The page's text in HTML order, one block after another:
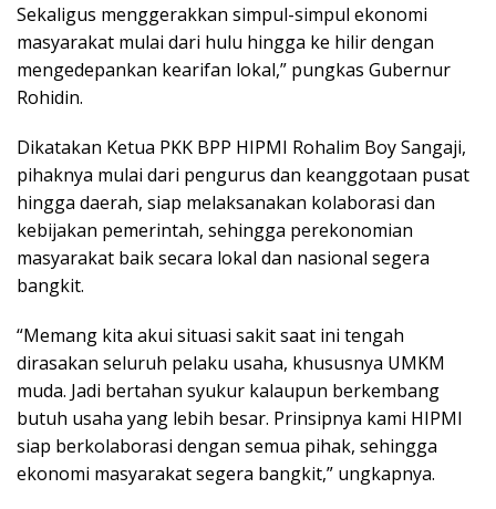
Sekaligus menggerakkan simpul-simpul ekonomi
masyarakat mulai dari hulu hingga ke hilir dengan
mengedepankan kearifan lokal,” pungkas Gubernur
Rohidin.
Dikatakan Ketua PKK BPP HIPMI Rohalim Boy Sangaji,
pihaknya mulai dari pengurus dan keanggotaan pusat
hingga daerah, siap melaksanakan kolaborasi dan
kebijakan pemerintah, sehingga perekonomian
masyarakat baik secara lokal dan nasional segera
bangkit.
“Memang kita akui situasi sakit saat ini tengah
dirasakan seluruh pelaku usaha, khususnya UMKM
muda. Jadi bertahan syukur kalaupun berkembang
butuh usaha yang lebih besar. Prinsipnya kami HIPMI
siap berkolaborasi dengan semua pihak, sehingga
ekonomi masyarakat segera bangkit,” ungkapnya.